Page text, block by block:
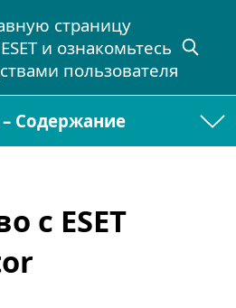
– Содержание
с ESET